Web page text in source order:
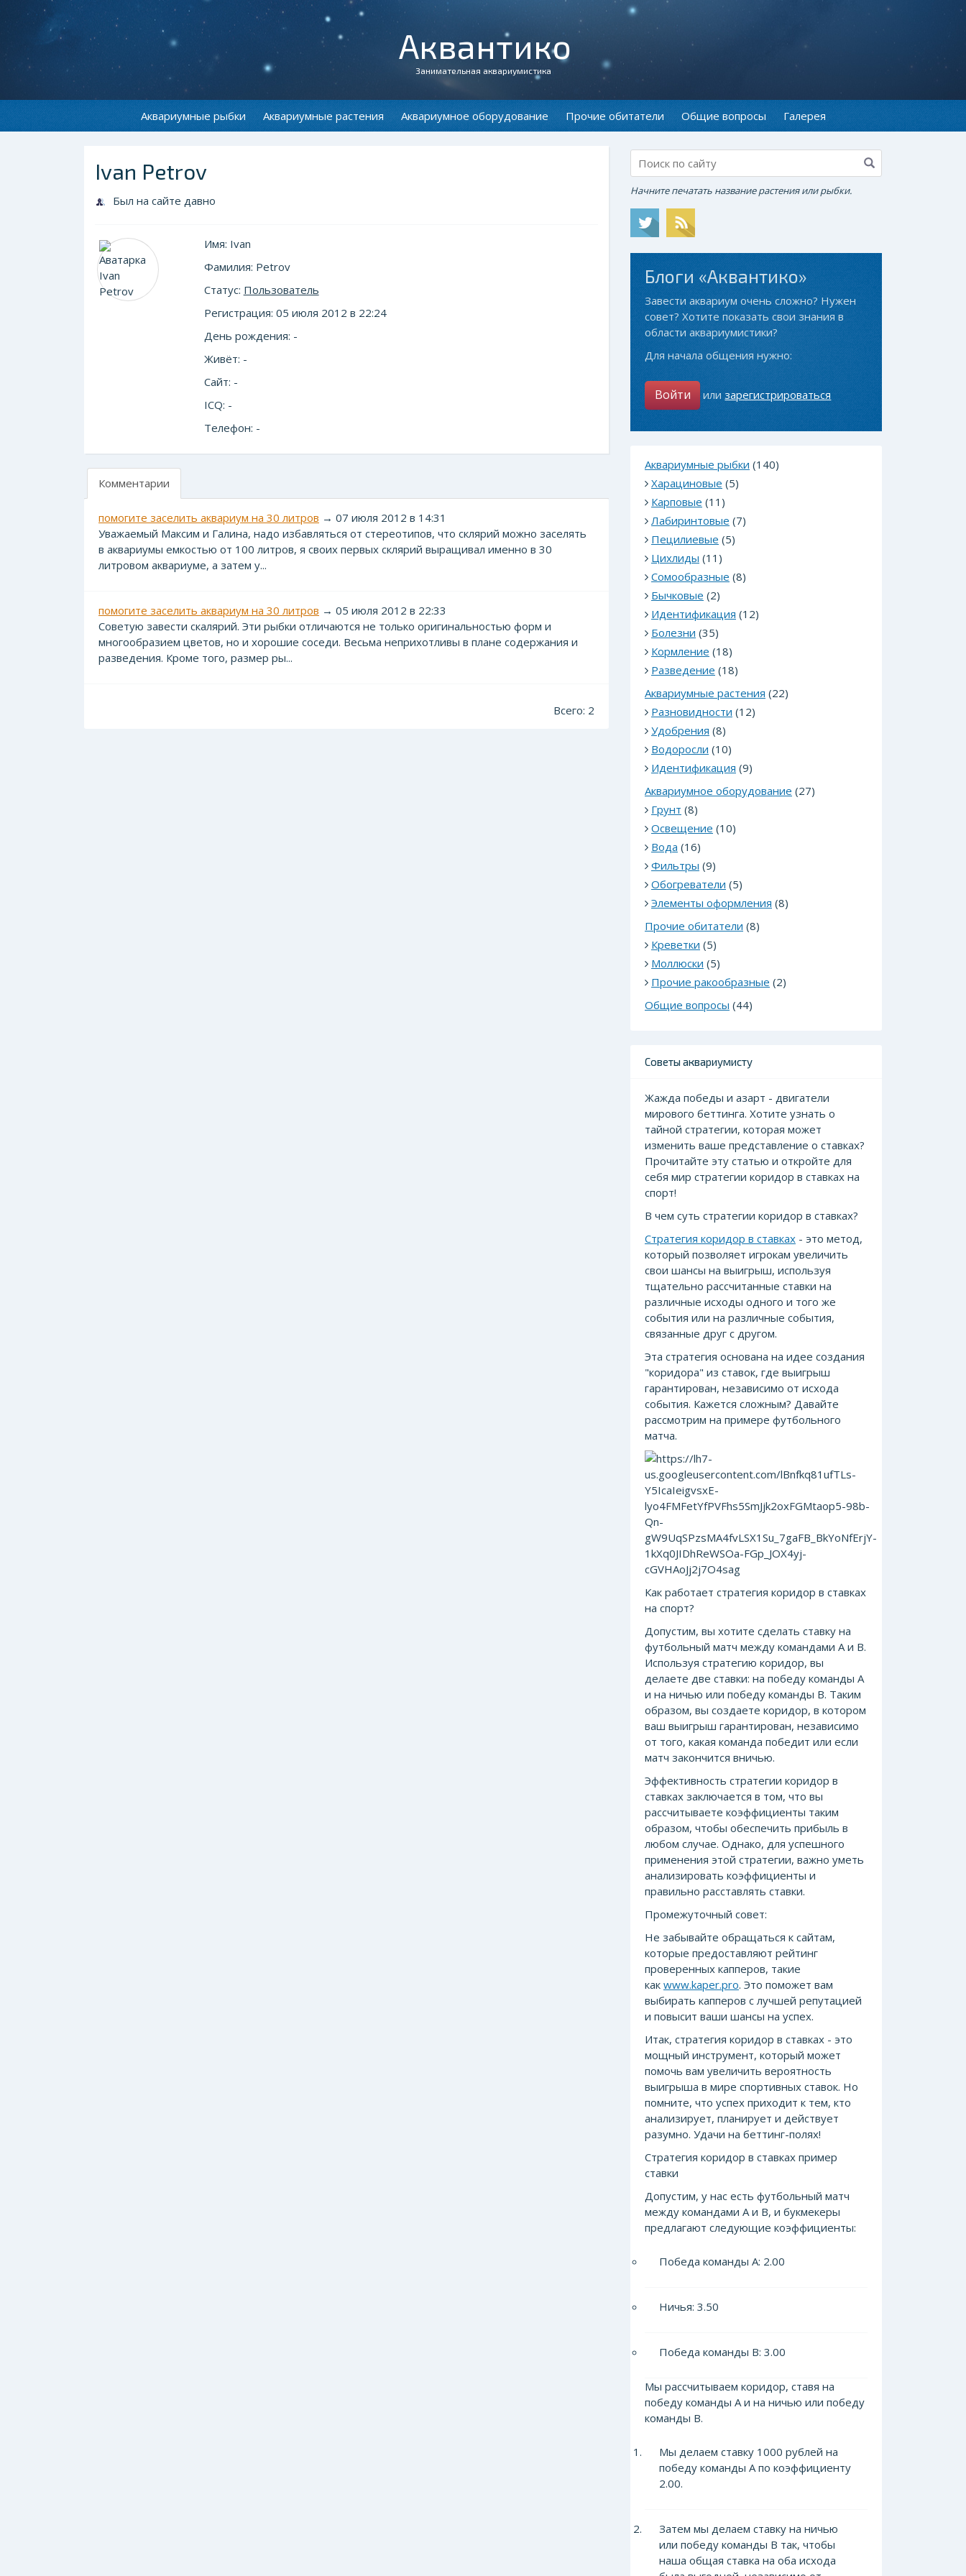
Аквантико
Занимательная аквариумистика
Аквариумные рыбки Аквариумные растения Аквариумное оборудование Прочие обитатели Общие вопросы Галерея
Ivan Petrov
Был на сайте давно
Имя: Ivan
Фамилия: Petrov
Статус: Пользователь
Регистрация: 05 июля 2012 в 22:24
День рождения: -
Живёт: -
Сайт: -
ICQ: -
Телефон: -
Комментарии
помогите заселить аквариум на 30 литров → 07 июля 2012 в 14:31
Уважаемый Максим и Галина, надо избавляться от стереотипов, что склярий можно заселять
в аквариумы емкостью от 100 литров, я своих первых склярий выращивал именно в 30
литровом аквариуме, а затем у...
помогите заселить аквариум на 30 литров → 05 июля 2012 в 22:33
Советую завести скалярий. Эти рыбки отличаются не только оригинальностью форм и
многообразием цветов, но и хорошие соседи. Весьма неприхотливы в плане содержания и
разведения. Кроме того, размер ры...
Всего: 2
Начните печатать название растения или рыбки.
Блоги «Аквантико»
Завести аквариум очень сложно? Нужен
совет? Хотите показать свои знания в
области аквариумистики?
Для начала общения нужно:
Войти илизарегистрироваться
Аквариумные рыбки (140)
Харациновые (5)
Карповые (11)
Лабиринтовые (7)
Пецилиевые (5)
Цихлиды (11)
Сомообразные (8)
Бычковые (2)
Идентификация (12)
Болезни (35)
Кормление (18)
Разведение (18)
Аквариумные растения (22)
Разновидности (12)
Удобрения (8)
Водоросли (10)
Идентификация (9)
Аквариумное оборудование (27)
Грунт (8)
Освещение (10)
Вода (16)
Фильтры (9)
Обогреватели (5)
Элементы оформления (8)
Прочие обитатели (8)
Креветки (5)
Моллюски (5)
Прочие ракообразные (2)
Общие вопросы (44)
Советы аквариумисту
Жажда победы и азарт - двигатели
мирового беттинга. Хотите узнать о
тайной стратегии, которая может
изменить ваше представление о ставках?
Прочитайте эту статью и откройте для
себя мир стратегии коридор в ставках на
спорт!
В чем суть стратегии коридор в ставках?
Стратегия коридор в ставках - это метод,
который позволяет игрокам увеличить
свои шансы на выигрыш, используя
тщательно рассчитанные ставки на
различные исходы одного и того же
события или на различные события,
связанные друг с другом.
Эта стратегия основана на идее создания
"коридора" из ставок, где выигрыш
гарантирован, независимо от исхода
события. Кажется сложным? Давайте
рассмотрим на примере футбольного
матча.
Как работает стратегия коридор в ставках
на спорт?
Допустим, вы хотите сделать ставку на
футбольный матч между командами А и В.
Используя стратегию коридор, вы
делаете две ставки: на победу команды А
и на ничью или победу команды В. Таким
образом, вы создаете коридор, в котором
ваш выигрыш гарантирован, независимо
от того, какая команда победит или если
матч закончится вничью.
Эффективность стратегии коридор в
ставках заключается в том, что вы
рассчитываете коэффициенты таким
образом, чтобы обеспечить прибыль в
любом случае. Однако, для успешного
применения этой стратегии, важно уметь
анализировать коэффициенты и
правильно расставлять ставки.
Промежуточный совет:
Не забывайте обращаться к сайтам,
которые предоставляют рейтинг
проверенных капперов, такие
как www.kaper.pro. Это поможет вам
выбирать капперов с лучшей репутацией
и повысит ваши шансы на успех.
Итак, стратегия коридор в ставках - это
мощный инструмент, который может
помочь вам увеличить вероятность
выигрыша в мире спортивных ставок. Но
помните, что успех приходит к тем, кто
анализирует, планирует и действует
разумно. Удачи на беттинг-полях!
Стратегия коридор в ставках пример
ставки
Допустим, у нас есть футбольный матч
между командами А и В, и букмекеры
предлагают следующие коэффициенты:
Победа команды А: 2.00
Ничья: 3.50
Победа команды В: 3.00
Мы рассчитываем коридор, ставя на
победу команды А и на ничью или победу
команды В.
Мы делаем ставку 1000 рублей на
победу команды А по коэффициенту
2.00.
Затем мы делаем ставку на ничью
или победу команды В так, чтобы
наша общая ставка на оба исхода